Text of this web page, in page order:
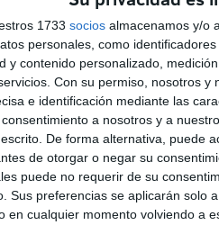
1733 socios almacenamos y/o
personales, como
y contenido personalizado,
Con su permiso, nosotros y
e identificación mediante las
a nosotros y a
De forma alternativa, puede
de otorgar o negar su
puede no requerir de su
Sus preferencias se aplicarán solo
en cualquier momento volviendo a
salir
a